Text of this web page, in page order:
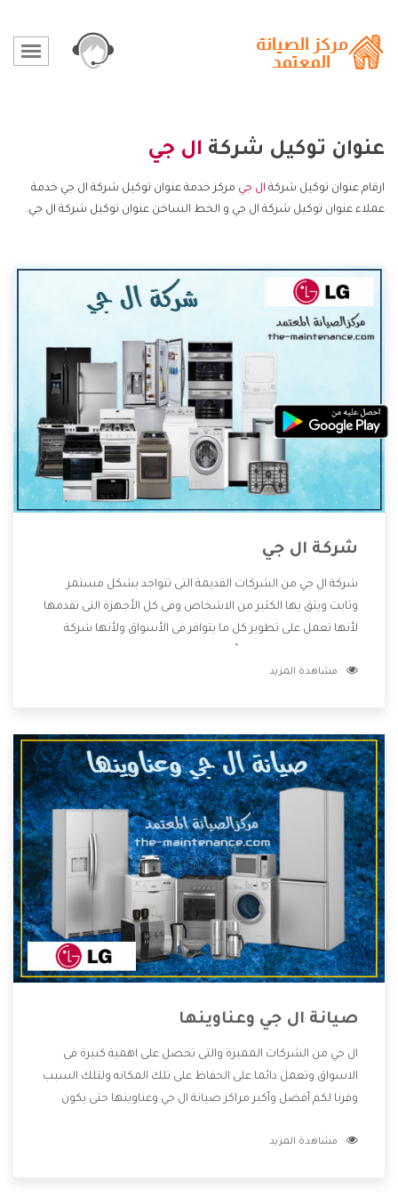
عنوان توكيل شركة ال جي
ارقام عنوان توكيل شركة ال جي مركز خدمة عنوان توكيل شركة ال جي خدمة
عملاء عنوان توكيل شركة ال جي و الخط الساخن عنوان توكيل شركة ال جي.
شركة ال جي
شركة ال جي من الشركات القديمة التى تتواجد بشكل مستمر
وثابت ويثق بها الكثير من الاشخاص وفى كل الأجهزة التى تقدمها
لأنها تعمل على تطوير كل ما يتوافر فى الأسواق ولأنها شركة
وتقدم للعملاء أقوى العروض والخصومات التى تسهل على
مشاهدة المزيد
صيانة ال جي وعناوينها
ال جي من الشركات المميزة والتى تحصل على اهمية كبيرة فى
الاسواق وتعمل دائما على الحفاظ على تلك المكانه ولتلك السبب
وفرنا لكم أفضل وأكبر مراكز صيانة ال جي وعناوينها حتى يكون
دون اى ازعاج كما أننا نهتم بكل ما يحتاجه المستهلك لكى نحافظ
مشاهدة المزيد